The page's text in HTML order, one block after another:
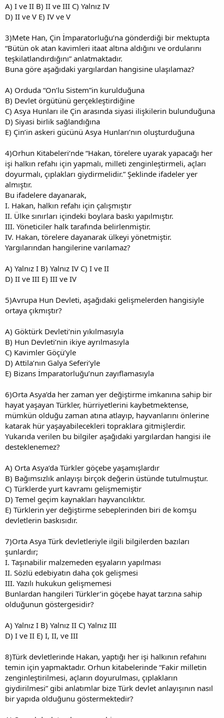
A) I ve II B) II ve III C) Yalnız IV
D) II ve V E) IV ve V
3)Mete Han, Çin İmparatorluğu’na gönderdiği bir mektupta
“Bütün ok atan kavimleri itaat altına aldığını ve ordularını
teşkilatlandırdığını” anlatmaktadır.
Buna göre aşağıdaki yargılardan hangisine ulaşılamaz?
A) Orduda “On’lu Sistem”in kurulduğuna
B) Devlet örgütünü gerçekleştirdiğine
C) Asya Hunları ile Çin arasında siyasi ilişkilerin bulunduğuna
D) Siyasi birlik sağlandığına
E) Çin’in askeri gücünü Asya Hunları’nın oluşturduğuna
4)Orhun Kitabeleri’nde “Hakan, törelere uyarak yapacağı her
işi halkın refahı için yapmalı, milleti zenginleştirmeli, açları
doyurmalı, çıplakları giydirmelidir.” Şeklinde ifadeler yer
almıştır.
Bu ifadelere dayanarak,
I. Hakan, halkın refahı için çalışmıştır
II. Ülke sınırları içindeki boylara baskı yapılmıştır.
III. Yöneticiler halk tarafında belirlenmiştir.
IV. Hakan, törelere dayanarak ülkeyi yönetmiştir.
Yargılarından hangilerine varılamaz?
A) Yalnız I B) Yalnız IV C) I ve II
D) II ve III E) III ve IV
5)Avrupa Hun Devleti, aşağıdaki gelişmelerden hangisiyle
ortaya çıkmıştır?
A) Göktürk Devleti’nin yıkılmasıyla
B) Hun Devleti’nin ikiye ayrılmasıyla
C) Kavimler Göçü’yle
D) Attila’nın Galya Seferi’yle
E) Bizans İmparatorluğu’nun zayıflamasıyla
6)Orta Asya’da her zaman yer değiştirme imkanına sahip bir
hayat yaşayan Türkler, hürriyetlerini kaybetmektense,
mümkün olduğu zaman atına atlayıp, hayvanlarını önlerine
katarak hür yaşayabilecekleri topraklara gitmişlerdir.
Yukarıda verilen bu bilgiler aşağıdaki yargılardan hangisi ile
desteklenemez?
A) Orta Asya’da Türkler göçebe yaşamışlardır
B) Bağımsızlık anlayışı birçok değerin üstünde tutulmuştur.
C) Türklerde yurt kavramı gelişmemiştir
D) Temel geçim kaynakları hayvancılıktır.
E) Türklerin yer değiştirme sebeplerinden biri de komşu
devletlerin baskısıdır.
7)Orta Asya Türk devletleriyle ilgili bilgilerden bazıları
şunlardır;
I. Taşınabilir malzemeden eşyaların yapılması
II. Sözlü edebiyatın daha çok gelişmesi
III. Yazılı hukukun gelişmemesi
Bunlardan hangileri Türkler’in göçebe hayat tarzına sahip
olduğunun göstergesidir?
A) Yalnız I B) Yalnız II C) Yalnız III
D) I ve II E) I, II, ve III
8)Türk devletlerinde Hakan, yaptığı her işi halkının refahını
temin için yapmaktadır. Orhun kitabelerinde “Fakir milletin
zenginleştirilmesi, açların doyurulması, çıplakların
giydirilmesi” gibi anlatımlar bize Türk devlet anlayışının nasıl
bir yapıda olduğunu göstermektedir?